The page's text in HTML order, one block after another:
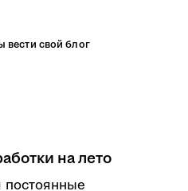
вести свой блог
на лето